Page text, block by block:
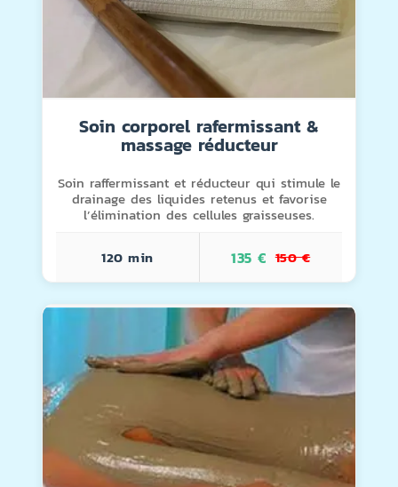
Soin corporel rafermissant &
massage réducteur
Soin raffermissant et réducteur qui stimule le
drainage des liquides retenus et favorise
l’élimination des cellules graisseuses.
120 min 135 € 150 €
& massage réducteur
OPTION 1:<BR> GOMMAGE
ENVOLTURA TERMICA +
MASSAGE REDUCTEUR
OPTION 2:<BR> GOMMAGE
ENVOLTURA TERMICA +
DUCHA<BR> MASSAGE
ET LIFTING
FACIAL